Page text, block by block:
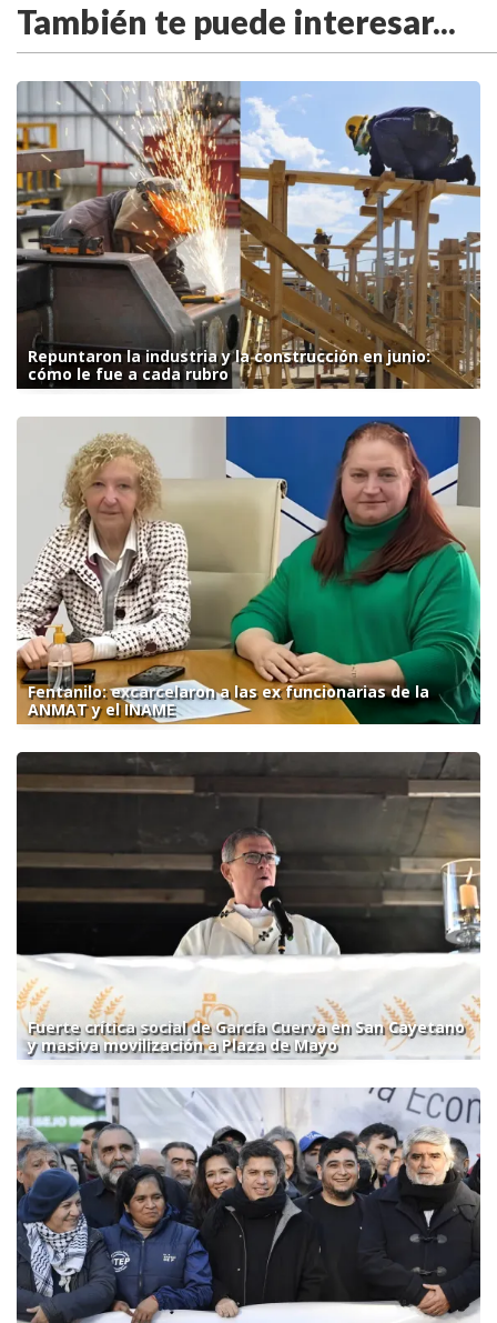
También te puede interesar...
Repuntaron la industria y la construcción en junio:
cómo le fue a cada rubro
Fentanilo: excarcelaron a las ex funcionarias de la
ANMAT y el INAME
Fuerte crítica social de García Cuerva en San Cayetano
y masiva movilización a Plaza de Mayo